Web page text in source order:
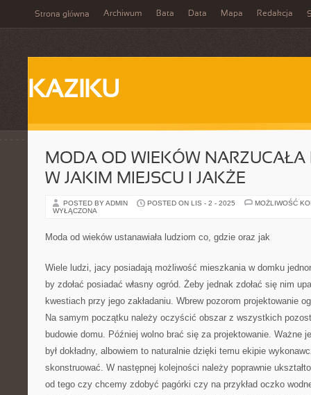
Strona główna Archiwum Bata Data Mapa Redakcja
KAZIKU
MODA OD WIEKÓW NARZUCAŁA
W JAKIM MIEJSCU I JAKŻE
POSTED BY ADMIN POSTED ON LIS - 2 - 2025
MOŻLIWOŚĆ
WYŁĄCZONA
Moda od wieków ustanawiała ludziom co, gdzie oraz jak
Wiele ludzi, jacy posiadają możliwość mieszkania w domku
by zdołać posiadać własny ogród. Żeby jednak zdołać się nim
kwestiach przy jego zakładaniu. Wbrew pozorom projektowanie
Na samym początku należy oczyścić obszar z wszystkich
budowie domu. Później wolno brać się za projektowanie. Ważne
był dokładny, albowiem to naturalnie dzięki temu ekipie
skonstruować. W następnej kolejności należy poprawnie
od tego czy chcemy zdobyć pagórki czy na przykład oczko